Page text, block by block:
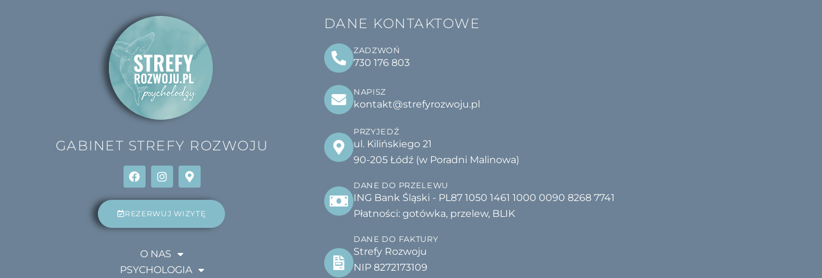
GABINET STREFY ROZWOJU
REZERWUJ WIZYTĘ
O NAS
PSYCHOLOGIA
DANE KONTAKTOWE
ZADZWOŃ
730 176 803
NAPISZ
kontakt@strefyrozwoju.pl
PRZYJEDŹ
ul. Kilińskiego 21
90-205 Łódź (w Poradni Malinowa)
DANE DO PRZELEWU
ING Bank Śląski - PL87 1050 1461 1000 0090 8268 7741
Płatności: gotówka, przelew, BLIK
DANE DO FAKTURY
Strefy Rozwoju
NIP 8272173109